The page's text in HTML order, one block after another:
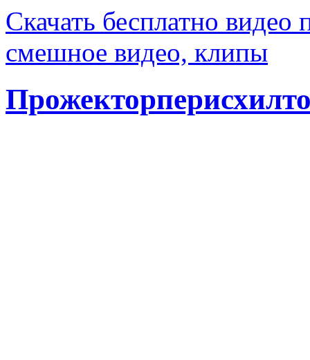
Скачать бесплатно
смешное видео, клипы